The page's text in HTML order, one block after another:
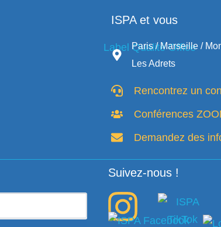
ISPA et vous
Paris / Marseille /
Les Adrets
Rencontrez un
Conférences
Demandez des
Suivez-nous !